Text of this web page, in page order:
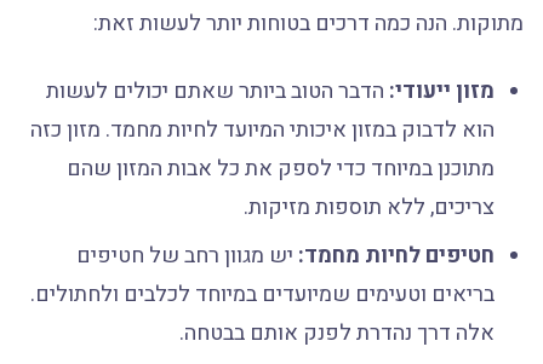
מתוקות. הנה כמה דרכים בטוחות יותר לעשות זאת:
מזון ייעודי:הדבר הטוב ביותר שאתם יכולים לעשות
הוא לדבוק במזון איכותי המיועד לחיות מחמד. מזון כזה
מתוכנן במיוחד כדי לספק את כל אבות המזון שהם
צריכים, ללא תוספות מזיקות.
חטיפים לחיות מחמד:יש מגוון רחב של חטיפים
בריאים וטעימים שמיועדים במיוחד לכלבים ולחתולים.
אלה דרך נהדרת לפנק אותם בבטחה.